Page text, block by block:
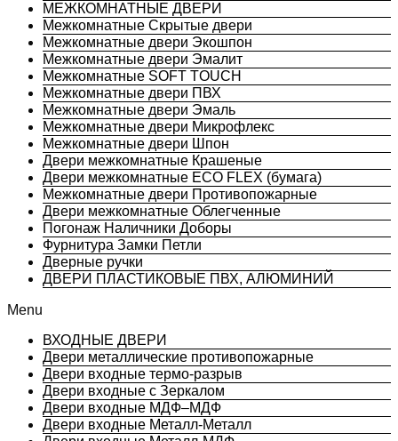
МЕЖКОМНАТНЫЕ ДВЕРИ
Межкомнатные Скрытые двери
Межкомнатные двери Экошпон
Межкомнатные двери Эмалит
Межкомнатные SOFT TOUCH
Межкомнатные двери ПВХ
Межкомнатные двери Эмаль
Межкомнатные двери Микрофлекс
Межкомнатные двери Шпон
Двери межкомнатные Крашеные
Двери межкомнатные ECO FLEX (бумага)
Межкомнатные двери Противопожарные
Двери межкомнатные Облегченные
Погонаж Наличники Доборы
Фурнитура Замки Петли
Дверные ручки
ДВЕРИ ПЛАСТИКОВЫЕ ПВХ, АЛЮМИНИЙ
Menu
ВХОДНЫЕ ДВЕРИ
Двери металлические противопожарные
Двери входные термо-разрыв
Двери входные с Зеркалом
Двери входные МДФ–МДФ
Двери входные Металл-Металл